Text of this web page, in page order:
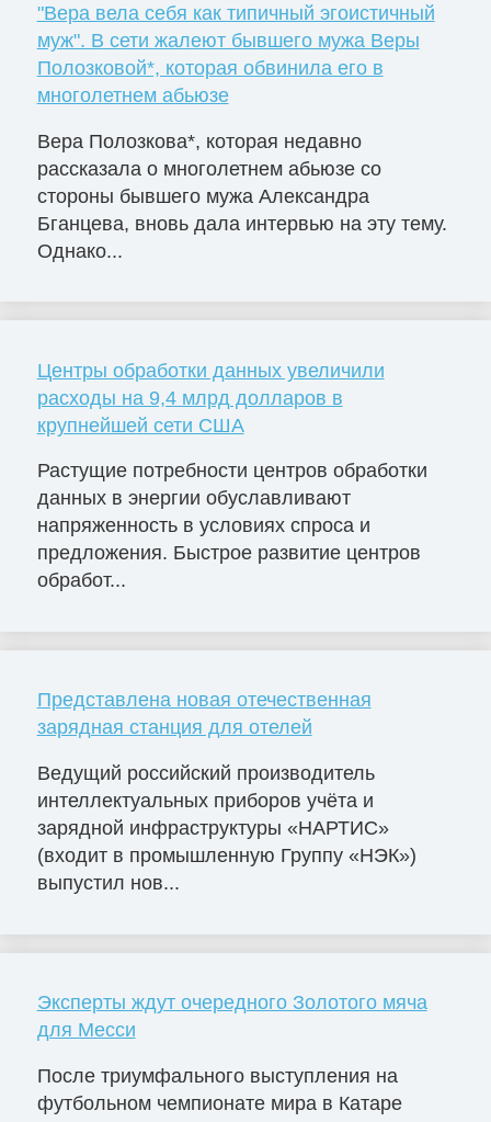
"Вера вела себя как типичный эгоистичный
муж". В сети жалеют бывшего мужа Веры
Полозковой*, которая обвинила его в
многолетнем абьюзе
Вера Полозкова*, которая недавно
рассказала о многолетнем абьюзе со
стороны бывшего мужа Александра
Бганцева, вновь дала интервью на эту тему.
Однако...
Центры обработки данных увеличили
расходы на 9,4 млрд долларов в
крупнейшей сети США
Растущие потребности центров обработки
данных в энергии обуславливают
напряженность в условиях спроса и
предложения. Быстрое развитие центров
обработ...
Представлена новая отечественная
зарядная станция для отелей
Ведущий российский производитель
интеллектуальных приборов учёта и
зарядной инфраструктуры «НАРТИС»
(входит в промышленную Группу «НЭК»)
выпустил нов...
Эксперты ждут очередного Золотого мяча
для Месси
После триумфального выступления на
футбольном чемпионате мира в Катаре